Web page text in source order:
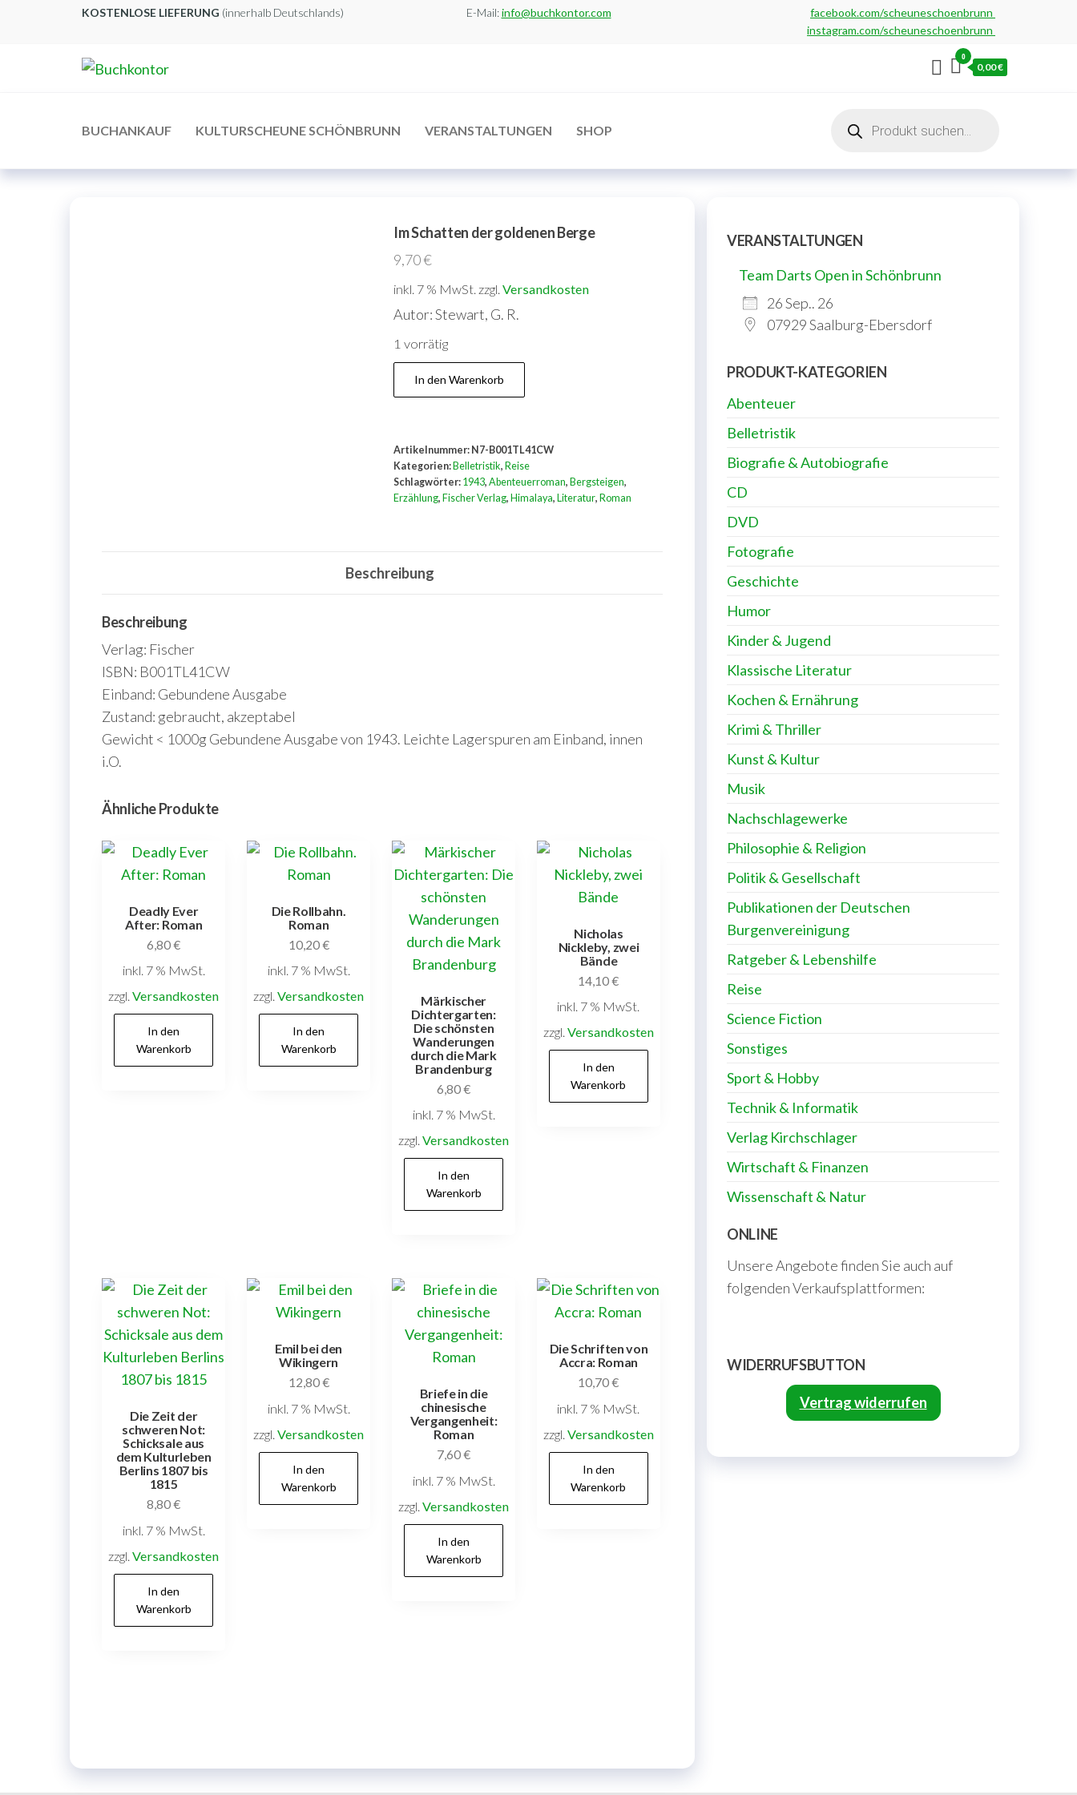
KOSTENLOSE LIEFERUNG (innerhalb Deutschlands) E-Mail:info@buchkontor.com
facebook.com/scheuneschoenbrunn
instagram.com/scheuneschoenbrunn
0
0,00 €
BUCHANKAUF KULTURSCHEUNE SCHÖNBRUNN VERANSTALTUNGEN SHOP
search
Im Schatten der goldenen Berge
9,70€
inkl. 7 % MwSt. zzgl. Versandkosten
Autor: Stewart, G. R.
1 vorrätig
Schatten
Berge
Menge
In den Warenkorb
Artikelnummer: N7-B001TL41CW
Kategorien: Belletristik, Reise
Schlagwörter: 1943, Abenteuerroman, Bergsteigen,
Erzählung, Fischer Verlag, Himalaya, Literatur, Roman
Beschreibung
Beschreibung
Verlag: Fischer
ISBN: B001TL41CW
Einband: Gebundene Ausgabe
Zustand: gebraucht, akzeptabel
Gewicht < 1000g Gebundene Ausgabe von 1943. Leichte Lagerspuren am Einband, innen
i.O.
Ähnliche Produkte
Deadly Ever
After: Roman
6,80€
inkl. 7 % MwSt.
zzgl.Versandkosten
In den
Warenkorb
Die Rollbahn.
Roman
10,20€
inkl. 7 % MwSt.
zzgl.Versandkosten
In den
Warenkorb
Märkischer
Dichtergarten:
Die schönsten
Wanderungen
durch die Mark
Brandenburg
6,80€
inkl. 7 % MwSt.
zzgl.Versandkosten
In den
Warenkorb
Nicholas
Nickleby, zwei
Bände
14,10€
inkl. 7 % MwSt.
zzgl. Versandkosten
In den
Warenkorb
Die Zeit der
schweren Not:
Schicksale aus
dem Kulturleben
Berlins 1807 bis
1815
8,80€
inkl. 7 % MwSt.
zzgl.Versandkosten
In den
Warenkorb
Emil bei den
Wikingern
12,80€
inkl. 7 % MwSt.
zzgl.Versandkosten
In den
Warenkorb
Briefe in die
chinesische
Vergangenheit:
Roman
7,60€
inkl. 7 % MwSt.
zzgl.Versandkosten
In den
Warenkorb
Die Schriften von
Accra: Roman
10,70€
inkl. 7 % MwSt.
zzgl. Versandkosten
In den
Warenkorb
VERANSTALTUNGEN
Team Darts Open in Schönbrunn
26 Sep.. 26
07929 Saalburg-Ebersdorf
PRODUKT-KATEGORIEN
Abenteuer
Belletristik
Biografie & Autobiografie
CD
DVD
Fotografie
Geschichte
Humor
Kinder & Jugend
Klassische Literatur
Kochen & Ernährung
Krimi & Thriller
Kunst & Kultur
Musik
Nachschlagewerke
Philosophie & Religion
Politik & Gesellschaft
Publikationen der Deutschen
Burgenvereinigung
Ratgeber & Lebenshilfe
Reise
Science Fiction
Sonstiges
Sport & Hobby
Technik & Informatik
Verlag Kirchschlager
Wirtschaft & Finanzen
Wissenschaft & Natur
ONLINE
Unsere Angebote finden Sie auch auf
folgenden Verkaufsplattformen:
WIDERRUFSBUTTON
Vertrag widerrufen